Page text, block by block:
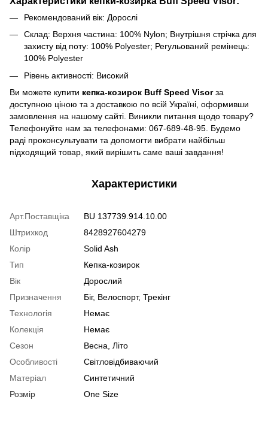
Рекомендований вік: Дорослі
Склад: Верхня частина: 100% Nylon; Внутрішня стрічка для
захисту від поту: 100% Polyester; Регульований ремінець:
100% Polyester
Рівень активності: Високий
Ви можете купити кепка-козирок Buff Speed Visorза
доступною ціною та з доставкою по всій Україні, оформивши
замовлення на нашому сайті. Виникли питання щодо товару?
Телефонуйте нам за телефонами: 067-689-48-95. Будемо
раді проконсультувати та допомогти вибрати найбільш
підходящий товар, який вирішить саме ваші завдання!
Характеристики
Арт.Поставщіка
BU 137739.914.10.00
Штрихкод
8428927604279
Колір
Solid Ash
Тип
Кепка-козирок
Вік
Дорослий
Призначення
Біг, Велоспорт, Трекінг
Технологія
Немає
Колекція
Немає
Сезон
Весна, Літо
Особливості
Світловідбиваючий
Матеріал
Синтетичний
Розмір
One Size